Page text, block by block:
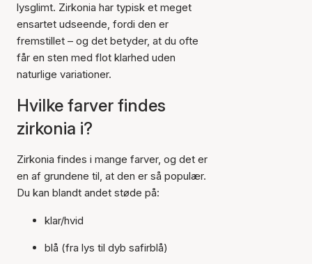
lysglimt. Zirkonia har typisk et meget
ensartet udseende, fordi den er
fremstillet – og det betyder, at du ofte
får en sten med flot klarhed uden
naturlige variationer.
Hvilke farver findes
zirkonia i?
Zirkonia findes i mange farver, og det er
en af grundene til, at den er så populær.
Du kan blandt andet støde på:
klar/hvid
blå (fra lys til dyb safirblå)